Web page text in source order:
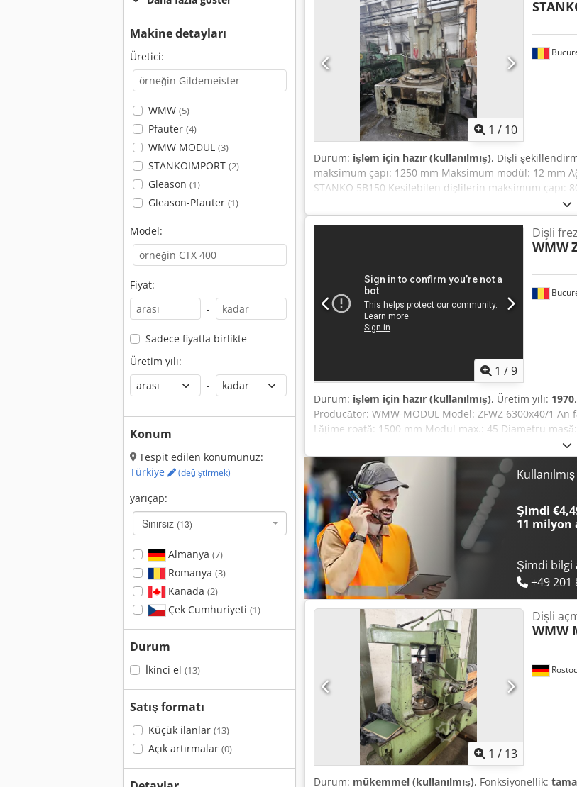
Makine detayları
Üretici:
WMW (5)
Pfauter (4)
WMW MODUL (3)
STANKOIMPORT (2)
Gleason (1)
Gleason-Pfauter (1)
Model:
Fiyat:
-
Sadece fiyatla birlikte
Üretim yılı:
-
Konum
Tespit edilen konumunuz:
Türkiye
(değiştirmek)
yarıçap:
Sınırsız (13)
Almanya (7)
Romanya (3)
Kanada (2)
Çek Cumhuriyeti (1)
Durum
İkinci el (13)
Satış formatı
Küçük ilanlar (13)
Açık artırmalar (0)
ağırlığı: 14 ton Dişli, miller ve destek mevcuttur!
1 / 10
Durum: işlem için hazır (kullanılmış), Dişli
maksimum çapı: 1250 mm Maksimum modül: 12 mm
STANKO 5B150 Kesilebilen dişlilerin maksimum
stroku: 200 mm Kaydırma dişlisi çapı: 360 mm
aparat çapı: 200 mm Kesici mil çapı: 44,443 mm
mesafe: 870 mm Kaydırma dişlisi çapı: 762 mm
188 mm Her kesici için tabla ilerleme hızları aralığı
Tablanın hızlı dönüş hızı: 1,7 devir/dakika Tablanın
hızı: 3 devir/dakika Chsdpsqcvkvofx Al Aoa Ana
3100x1800x3500 mm Ağırlık: 10200 kg
1 /9
Dişli
WMW
Durum: işlem için hazır (kullanılmış), Üretim yılı: 1970
Producător: WMW-MODUL Model: ZFWZ 6300x40/1
Lățime roată: 1500 mm Modul max.: 45 Diametru
Unghi maxim elice: 45 grade Diametru freză melcată:
totală instalată: 47 kW Greutate mașină: 160 tone
cap frezare internă, roți de schimb, suporți. Film
Şimdi
11 milyon
Şimdi bilgi
+49 201
1 / 13
Dişli
WMW
Durum: mükemmel (kullanılmış), Fonksiyonellik: